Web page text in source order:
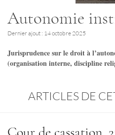
Autonomie
Dernier ajout : 14 octobre 2025
Jurisprudence sur le droit à
(organisation interne, discipline
ARTICLES DE